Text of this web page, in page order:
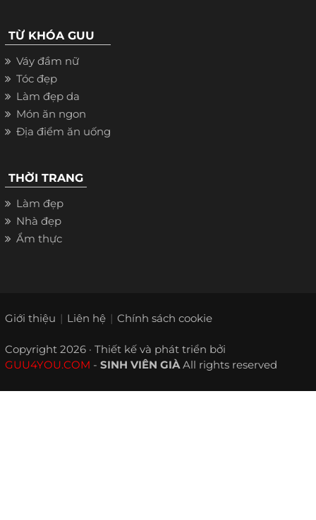
TỪ KHÓA GUU
Váy đầm nữ
Tóc đẹp
Làm đẹp da
Món ăn ngon
Địa điểm ăn uống
THỜI TRANG
Làm đẹp
Nhà đẹp
Ẩm thực
Giới thiệu Liên hệ Chính sách cookie
Copyright 2026 · Thiết kế và phát triển bởi
GUU4YOU.COM - SINH VIÊN GIÀAll rights reserved